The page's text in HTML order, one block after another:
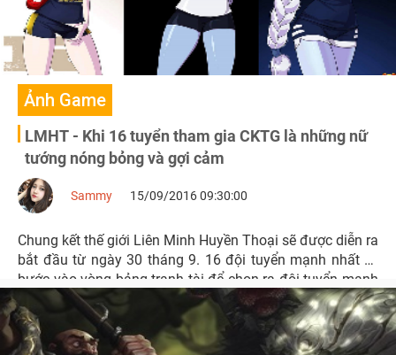
Ảnh Game
LMHT - Khi 16 tuyển tham gia CKTG là những nữ
tướng nóng bỏng và gợi cảm
Sammy 15/09/2016 09:30:00
Chung kết thế giới Liên Minh Huyền Thoại sẽ được diễn ra
bắt đầu từ ngày 30 tháng 9. 16 đội tuyển mạnh nhất sẽ
bước vào vòng bảng tranh tài để chọn ra đội tuyển mạnh